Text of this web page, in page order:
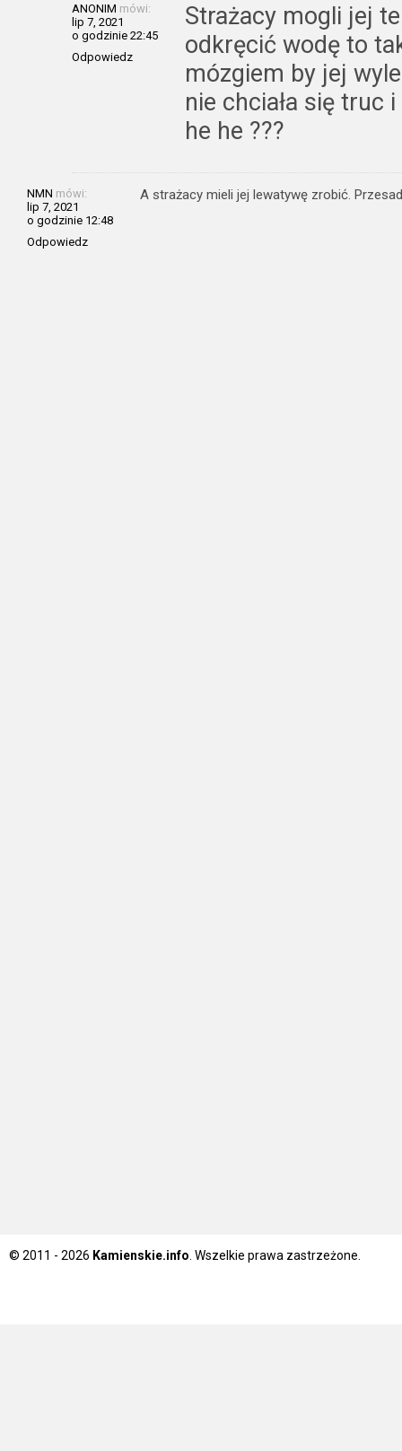
ANONIM mówi:
lip 7, 2021
o godzinie 22:45
Odpowiedz
Strażacy mogli jej
odkręcić wodę to
mózgiem by jej
nie chciała się truc
he he ???
NMN mówi:
lip 7, 2021
o godzinie 12:48
Odpowiedz
A strażacy mieli jej lewatywę zrobić.
© 2011 - 2026 Kamienskie.info . Wszelkie prawa zastrzeżone.